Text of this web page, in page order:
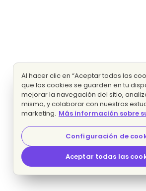
Al hacer clic en “Aceptar todas las
que las cookies se guarden en tu
mejorar la navegación del sitio,
mismo, y colaborar con nuestros
marketing. Más información sobre
Configuración de
Aceptar todas las